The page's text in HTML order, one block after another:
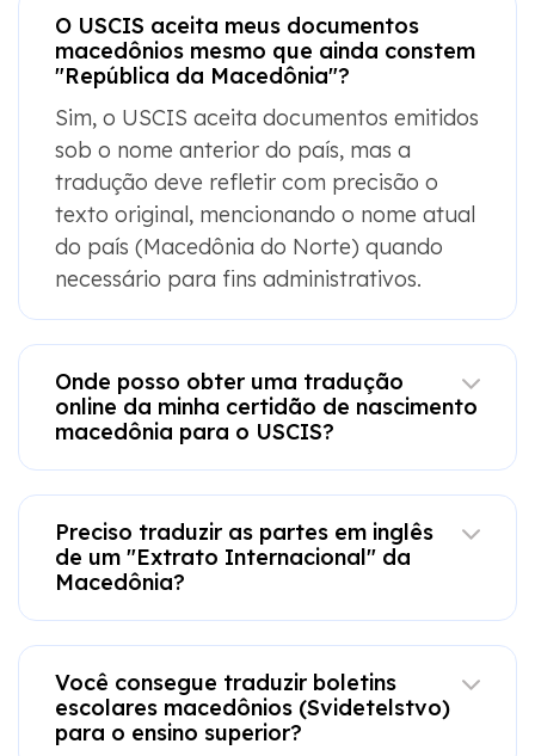
macedônios mesmo que ainda constem
"República da Macedônia"?
Sim, o USCIS aceita documentos emitidos
sob o nome anterior do país, mas a
tradução deve refletir com precisão o
texto original, mencionando o nome atual
do país (Macedônia do Norte) quando
necessário para fins administrativos.
online da minha certidão de nascimento
macedônia para o USCIS?
de um "Extrato Internacional" da
Macedônia?
escolares macedônios (Svidetelstvo)
para o ensino superior?